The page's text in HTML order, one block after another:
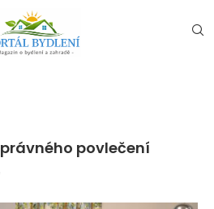
povlečení